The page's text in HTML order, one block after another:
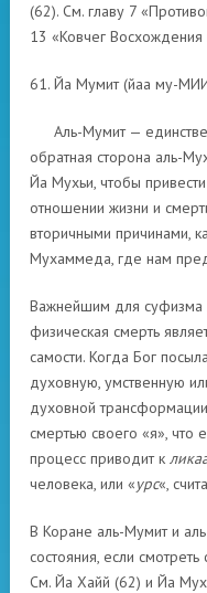
(62). См. главу 7
13 «Ковчег
61. Йа Мумит (йаа му-
Аль-Мумит —
обратная сторона аль-
Йа Мухьи, чтобы
отношении жизни и
вторичными причинами,
Мухаммеда, где нам
Важнейшим для суфизма
физическая смерть
самости. Когда Бог
духовную, умственную
духовной
смертью своего «я», что
процесс приводит к
человека, или «урс«,
В Коране аль-Мумит и
состояния, если
См. Йа Хайй (62) и Йа